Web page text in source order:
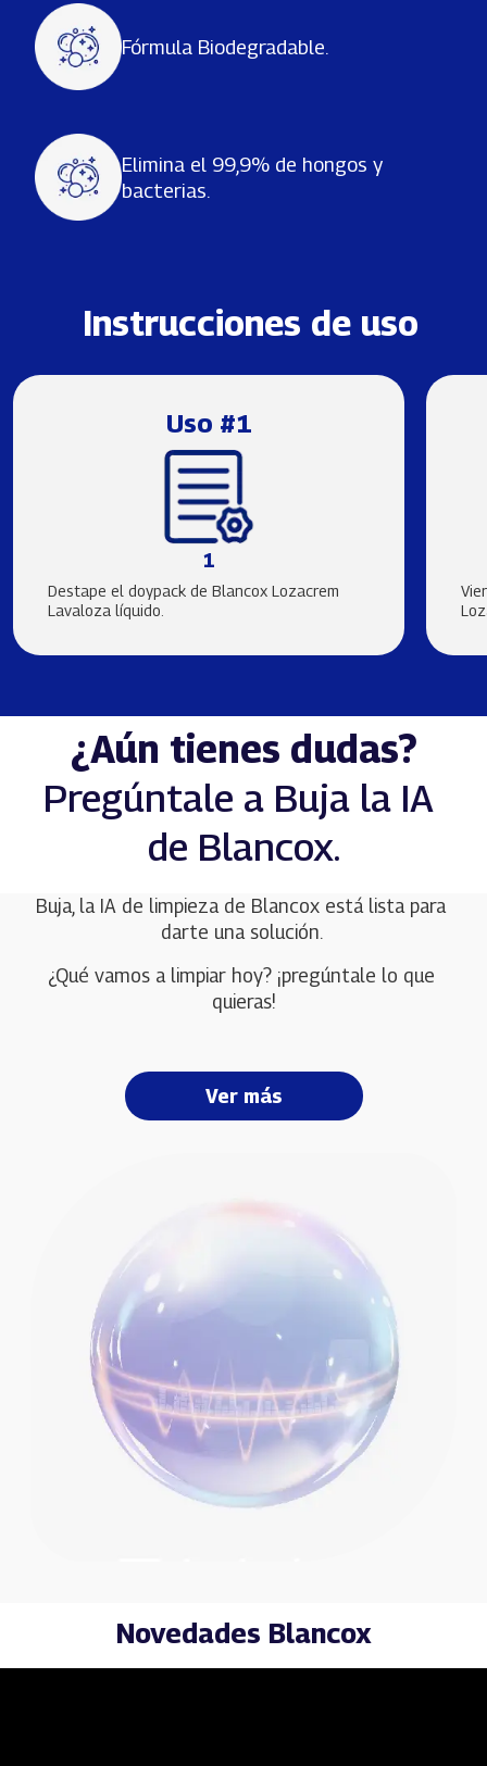
Fórmula Biodegradable.
Elimina el 99,9% de hongos y
bacterias.
Instrucciones de uso
Uso #1
1
Destape el doypack de Blancox Lozacrem
Lavaloza líquido.
¿Aún tienes dudas?
Pregúntale a Buja la IA
de Blancox.
Buja, la IA de limpieza de Blancox está lista para
darte una solución.
¿Qué vamos a limpiar hoy? ¡pregúntale lo que
quieras!
Ver más
Novedades Blancox